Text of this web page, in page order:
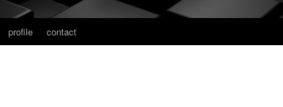
profile contact